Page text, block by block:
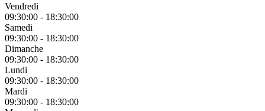
Vendredi
09:30:00 - 18:30:00
Samedi
09:30:00 - 18:30:00
Dimanche
09:30:00 - 18:30:00
Lundi
09:30:00 - 18:30:00
Mardi
09:30:00 - 18:30:00